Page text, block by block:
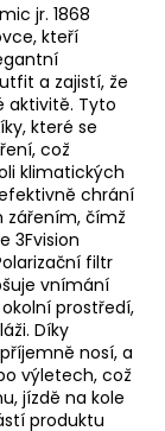
jr. 1868
kteří
a zajistí, že
aktivitě. Tyto
které se
což
klimatických
chrání
zářením, čímž
3Fvision
filtr
vnímání
prostředí,
Díky
nosí, a
výletech, což
jízdě na kole
produktu